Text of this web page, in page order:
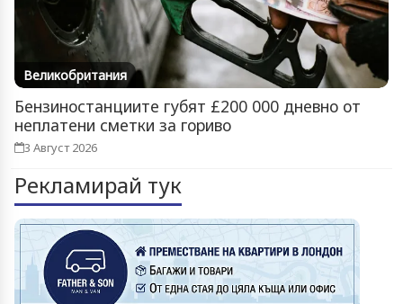
Великобритания
Бензиностанциите губят £200 000 дневно от
неплатени сметки за гориво
3 Август 2026
Рекламирай тук